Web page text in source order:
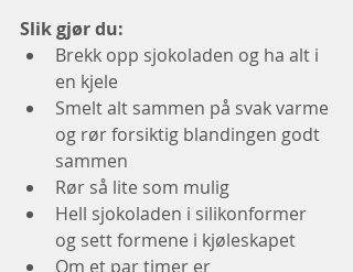
Slik gjør du:
Brekk opp sjokoladen og ha alt i
en kjele
Smelt alt sammen på svak varme
og rør forsiktig blandingen godt
sammen
Rør så lite som mulig
Hell sjokoladen i silikonformer
og sett formene i kjøleskapet
Om et par timer er